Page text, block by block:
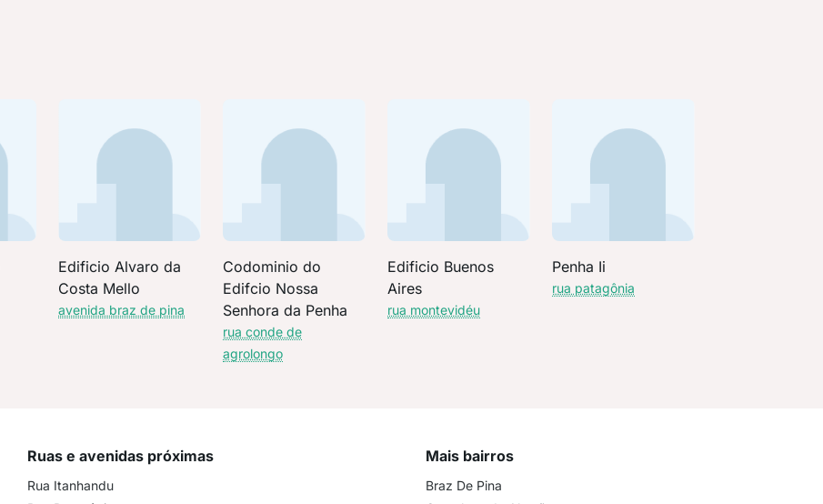
Edificio Alvaro da
Costa Mello
avenida braz de pina
Codominio do
Edifcio Nossa
Senhora da Penha
rua conde de
agrolongo
Edificio Buenos
Aires
rua montevidéu
Penha Ii
rua patagônia
Ruas e avenidas próximas
Rua Itanhandu
Mais bairros
Braz De Pina